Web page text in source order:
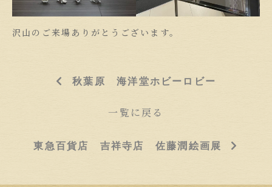
沢山のご来場ありがとうございます。
秋葉原 海洋堂ホビーロビー
一覧に戻る
東急百貨店 吉祥寺店 佐藤潤絵画展